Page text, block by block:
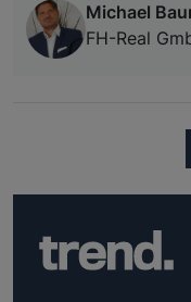
Michael
FH-Real